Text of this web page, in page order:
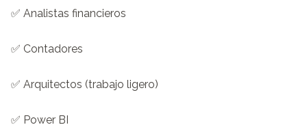
✅ Analistas financieros
✅ Contadores
✅ Arquitectos (trabajo ligero)
✅ Power BI